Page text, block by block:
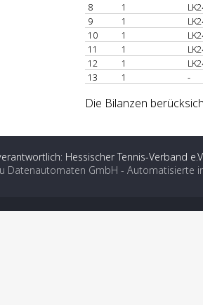
8
1
9
1
10
1
11
1
12
1
13
1 -
Die Bilanzen
Hessischer Tennis-Verband
Datenautomaten GmbH - Automatisierte